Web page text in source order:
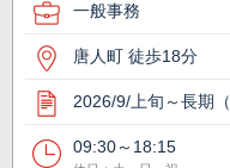
一般事務
唐人町 徒歩18分
2026/9/上旬～長期（
09:30～18:15